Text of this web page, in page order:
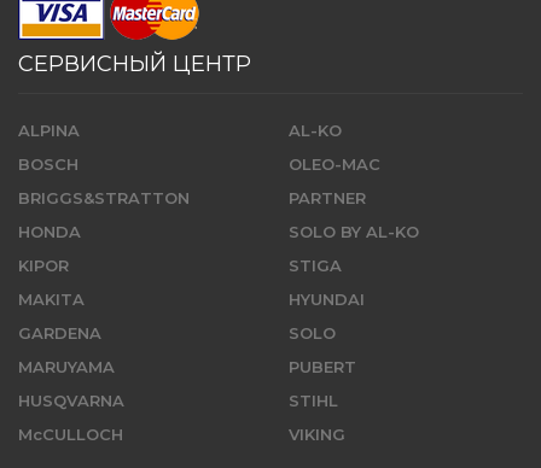
СЕРВИСНЫЙ ЦЕНТР
ALPINA
BOSCH
BRIGGS&STRATTON
HONDA
KIPOR
MAKITA
GARDENA
MARUYAMA
HUSQVARNA
McCULLOCH
AL-KO
OLEO-MAC
PARTNER
SOLO BY AL-KO
STIGA
HYUNDAI
SOLO
PUBERT
STIHL
VIKING